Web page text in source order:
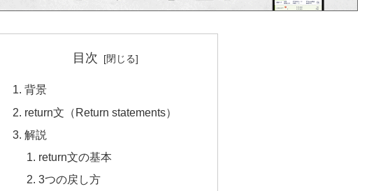
目次
背景
return文（Return statements）
解説
return文の基本
3つの戻し方